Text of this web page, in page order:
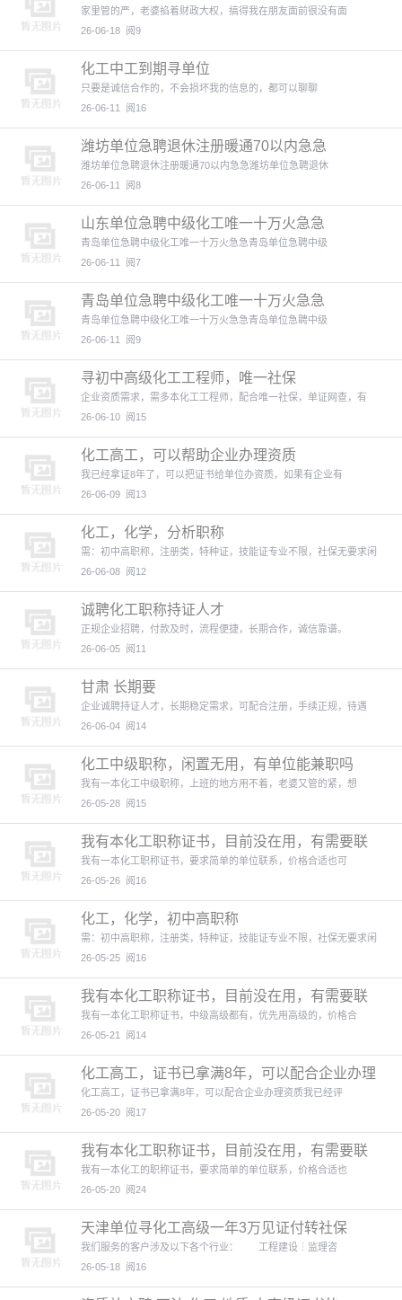
家里管的严，老婆掐着财政大权，搞得我在朋友面前很没有面
26-06-18 阅9
化工中工到期寻单位
只要是诚信合作的，不会损坏我的信息的，都可以聊聊
26-06-11
阅16
潍坊单位急聘退休注册暖通70以内急急
潍坊单位急聘退休注册暖通70以内急急潍坊单位急聘退休
26-06-11
阅8
山东单位急聘中级化工唯一十万火急急
青岛单位急聘中级化工唯一十万火急急青岛单位急聘中级
26-06-11
阅7
青岛单位急聘中级化工唯一十万火急急
青岛单位急聘中级化工唯一十万火急急青岛单位急聘中级
26-06-11
阅9
寻初中高级化工工程师，唯一社保
企业资质需求，需多本化工工程师，配合唯一社保，单证网查，有
26-06-10 阅15
化工高工，可以帮助企业办理资质
我已经拿证8年了，可以把证书给单位办资质，如果有企业有
26-06-09 阅13
化工，化学，分析职称
需：初中高职称，注册类，特种证，技能证专业不限，社保无要求闲
26-06-08 阅12
诚聘化工职称持证人才
正规企业招聘，付款及时，流程便捷，长期合作，诚信靠谱。
26-06-05 阅11
甘肃 长期要
企业诚聘持证人才，长期稳定需求，可配合注册，手续正规，待遇
26-06-04 阅14
化工中级职称，闲置无用，有单位能兼职吗
我有一本化工中级职称，上班的地方用不着，老婆又管的紧，想
26-05-28 阅15
我有本化工职称证书，目前没在用，有需要联
系。
我有一本化工职称证书，要求简单的单位联系，价格合适也可
26-05-26 阅16
化工，化学，初中高职称
需：初中高职称，注册类，特种证，技能证专业不限，社保无要求闲
26-05-25 阅16
我有本化工职称证书，目前没在用，有需要联
系。
我有一本化工职称证书，中级高级都有，优先用高级的，价格合
26-05-21
阅14
化工高工，证书已拿满8年，可以配合企业办理
资质
化工高工，证书已拿满8年，可以配合企业办理资质我已经评
26-05-20 阅17
我有本化工职称证书，目前没在用，有需要联
系。
我有一本化工的职称证书，要求简单的单位联系，价格合适也
26-05-20 阅24
天津单位寻化工高级一年3万见证付转社保
我们服务的客户涉及以下各个行业： 工程建设┆监理咨
26-05-18 阅16